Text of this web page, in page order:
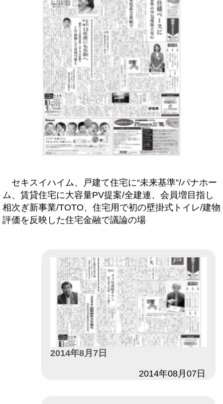
セキスイハイム、戸建て住宅に“未来基準”/パナホー
ム、賃貸住宅に大容量PV提案/全建連、会員増目指し
相次ぎ新事業/TOTO、住宅用で初の壁掛式トイレ/建物
評価を反映した住宅金融で議論の場
2014年8月7日
2014年08月07日